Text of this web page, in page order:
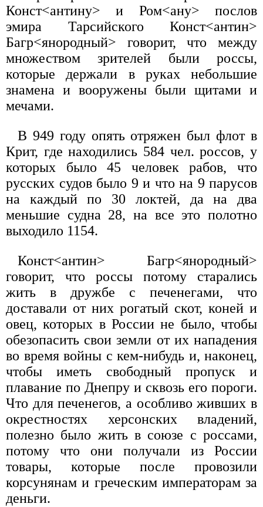
Конст<антину> и Ром<ану> послов
эмира Тарсийского Конст<антин>
Багр<янородный> говорит, что между
множеством зрителей были россы,
которые держали в руках небольшие
знамена и вооружены были щитами и
мечами.
В 949 году опять отряжен был флот в
Крит, где находились 584 чел. россов, у
которых было 45 человек рабов, что
русских судов было 9 и что на 9 парусов
на каждый по 30 локтей, да на два
меньшие судна 28, на все это полотно
выходило 1154.
Конст<антин> Багр<янородный>
говорит, что россы потому старались
жить в дружбе с печенегами, что
доставали от них рогатый скот, коней и
овец, которых в России не было, чтобы
обезопасить свои земли от их нападения
во время войны с кем-нибудь и, наконец,
чтобы иметь свободный пропуск и
плавание по Днепру и сквозь его пороги.
Что для печенегов, а особливо живших в
окрестностях херсонских владений,
полезно было жить в союзе с россами,
потому что они получали из России
товары, которые после провозили
корсунянам и греческим императорам за
деньги.